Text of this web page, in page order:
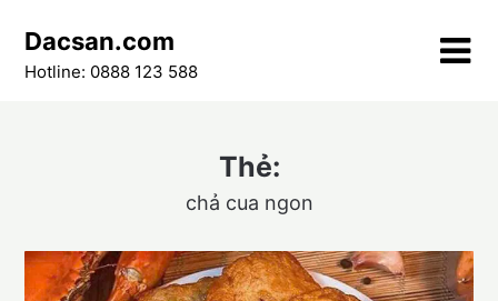
content
Dacsan.com
Hotline: 0888 123 588
Thẻ:
chả cua ngon